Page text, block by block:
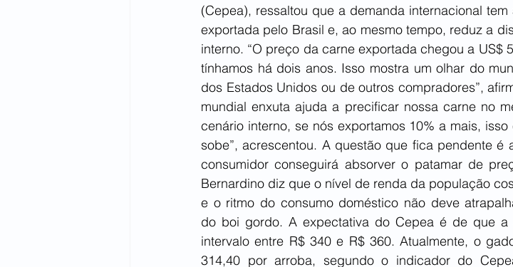
(Cepea), ressaltou que a demanda internacional
exportada pelo Brasil e, ao mesmo tempo, reduz a
interno. “O preço da carne exportada chegou a US$
tínhamos há dois anos. Isso mostra um olhar do
dos Estados Unidos ou de outros compradores”,
mundial enxuta ajuda a precificar nossa carne no
cenário interno, se nós exportamos 10% a mais,
sobe”, acrescentou. A questão que fica pendente
consumidor conseguirá absorver o patamar de
Bernardino diz que o nível de renda da população
e o ritmo do consumo doméstico não deve
do boi gordo. A expectativa do Cepea é de que
intervalo entre R$ 340 e R$ 360. Atualmente, o
314,40 por arroba, segundo o indicador do